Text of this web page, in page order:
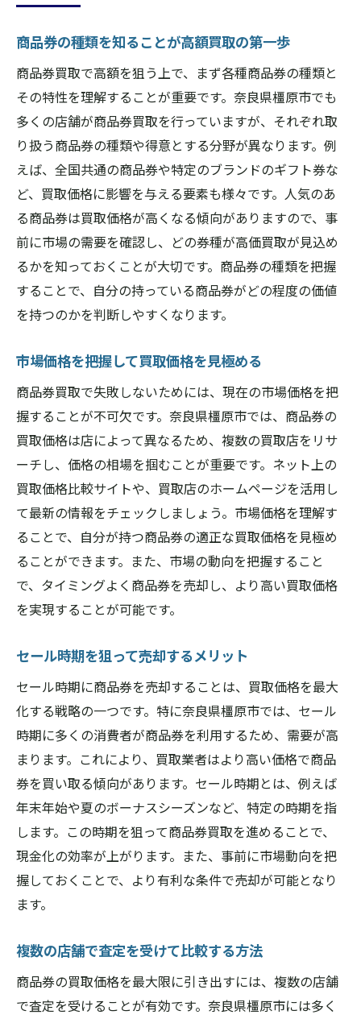
準
時間を節約する即日買取の魅力
即日対応店舗を見つけるためのチェックポ
イント
買取スピードが決め手となる理由
即日の対応力で選ぶべき店舗の特徴
確認すべき即日買取の条件と手続き
即日買取の際に注意すべき落とし穴
奈良県橿原市で信頼できる商品券買取店舗を見
つける方法
信頼性の高い店舗を見極める基準
店頭での接客対応を重要視する理由
買取実績が信頼の証となる理由
安全な取引を保証する店舗選びの要点
店舗の所在地やアクセス情報を確認する
商品券買取奈良県橿原市での比較ポイントと注
意点
手数料の有無を確認して実質買取価格を把
握
異なる商品券の買取例を比較する
キャンペーンや特典を活用する方法
注意すべき不当表示や悪質業者の手口
比較後に選ぶ最適な買取店舗の選び方
評判の良い商品券買取店舗を奈良県橿原市で選
ぶ秘訣
口コミサイトを活用して評判を調査
地元での信頼度が高い店舗の特徴
長年の経験がある店舗を選ぶ理由
顧客満足度が高い店舗の見つけ方
プロフェッショナルな査定を受けるために
イント
現金化までの手順を把握する
手続きの簡略化で迅速な現金化を実現
商品券の種類を知ることが高額買取の第一歩
商品券買取で高額を狙う上で、まず各種商品券の種類と
その特性を理解することが重要です。奈良県橿原市でも
多くの店舗が商品券買取を行っていますが、それぞれ取
り扱う商品券の種類や得意とする分野が異なります。例
えば、全国共通の商品券や特定のブランドのギフト券な
ど、買取価格に影響を与える要素も様々です。人気のあ
る商品券は買取価格が高くなる傾向がありますので、事
前に市場の需要を確認し、どの券種が高価買取が見込め
るかを知っておくことが大切です。商品券の種類を把握
することで、自分の持っている商品券がどの程度の価値
を持つのかを判断しやすくなります。
市場価格を把握して買取価格を見極める
商品券買取で失敗しないためには、現在の市場価格を把
握することが不可欠です。奈良県橿原市では、商品券の
買取価格は店によって異なるため、複数の買取店をリサ
ーチし、価格の相場を掴むことが重要です。ネット上の
買取価格比較サイトや、買取店のホームページを活用し
て最新の情報をチェックしましょう。市場価格を理解す
ることで、自分が持つ商品券の適正な買取価格を見極め
ることができます。また、市場の動向を把握すること
で、タイミングよく商品券を売却し、より高い買取価格
を実現することが可能です。
セール時期を狙って売却するメリット
セール時期に商品券を売却することは、買取価格を最大
化する戦略の一つです。特に奈良県橿原市では、セール
時期に多くの消費者が商品券を利用するため、需要が高
まります。これにより、買取業者はより高い価格で商品
券を買い取る傾向があります。セール時期とは、例えば
年末年始や夏のボーナスシーズンなど、特定の時期を指
します。この時期を狙って商品券買取を進めることで、
現金化の効率が上がります。また、事前に市場動向を把
握しておくことで、より有利な条件で売却が可能となり
ます。
複数の店舗で査定を受けて比較する方法
商品券の買取価格を最大限に引き出すには、複数の店舗
で査定を受けることが有効です。奈良県橿原市には多く